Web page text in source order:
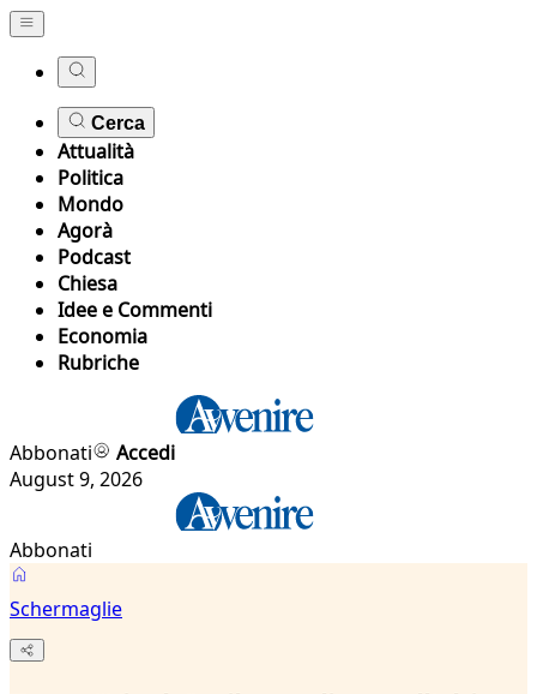
Cerca
Attualità
Politica
Mondo
Agorà
Podcast
Chiesa
Idee e Commenti
Economia
Rubriche
Abbonati
Accedi
August 9, 2026
Abbonati
Schermaglie